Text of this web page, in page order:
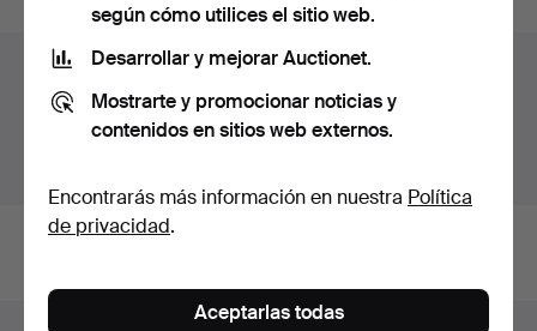
Archivo de subastas
Estás buscando en el archivo de subastas concluidas.
según cómo utilices el sitio web.
Desarrollar y mejorar Auctionet.
Mostrarte y promocionar noticias y
contenidos en sitios web externos.
Encontrarás más información en nuestra Política
de privacidad.
Aceptarlas todas